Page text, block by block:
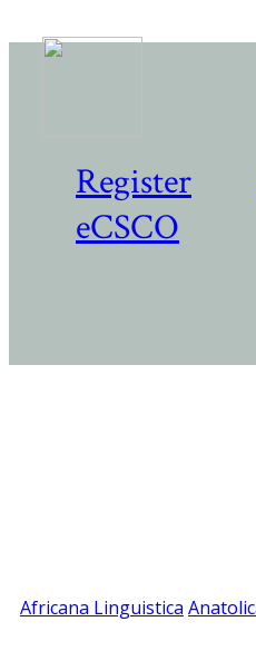
Register
eCSCO
Africana Linguistica